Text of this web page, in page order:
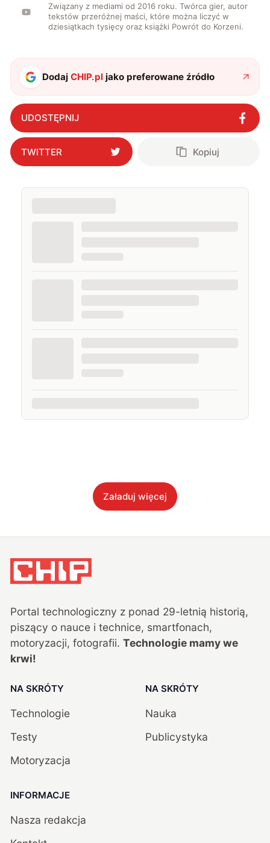
Związany z mediami od 2016 roku. Twórca gier, autor
tekstów przeróżnej maści, które można liczyć w
dziesiątkach tysięcy oraz książki Powrót do Korzeni.
DodajCHIP.pl jako preferowane źródło
UDOSTĘPNIJ
TWITTER Kopiuj
Załaduj więcej
Portal technologiczny z ponad 29-letnią historią,
piszący o nauce i technice, smartfonach,
motoryzacji, fotografii. Technologie mamy we
krwi!
NA SKRÓTY
Technologie
Testy
Motoryzacja
NA SKRÓTY
Nauka
Publicystyka
INFORMACJE
Nasza redakcja